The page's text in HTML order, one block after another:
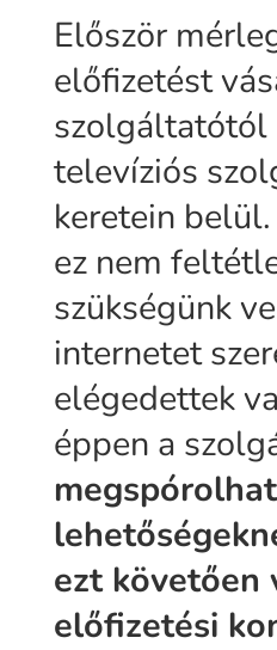
Először
előfizetést
szolgáltatótól
televíziós
keretein
ez nem
szükségünk
internetet
elégedettek
éppen a
ezt követően
előfizetési